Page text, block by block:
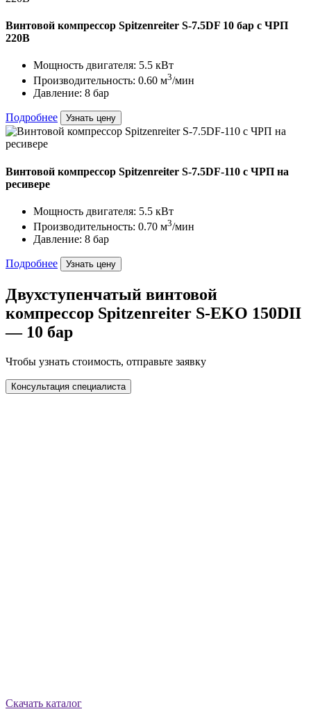
Винтовой компрессор Spitzenreiter S-7.5DF 10 бар с ЧРП
220В
Мощность двигателя: 5.5 кВт
Производительность: 0.60 м3/мин
Давление: 8 бар
Подробнее Узнать цену
Винтовой компрессор Spitzenreiter S-7.5DF-110 с ЧРП на
ресивере
Мощность двигателя: 5.5 кВт
Производительность: 0.70 м3/мин
Давление: 8 бар
Подробнее Узнать цену
Двухступенчатый винтовой
компрессор Spitzenreiter S-EKO 150DII
— 10 бар
Чтобы узнать стоимость, отправьте заявку
Консультация специалиста
Скачать каталог